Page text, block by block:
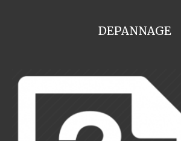
DEPANNAGE